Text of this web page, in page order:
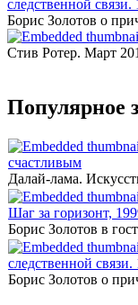
Борис Золотов о
Стив Ротер. Март
Популярное
Далай-лама.
Борис Золотов в
Борис Золотов о